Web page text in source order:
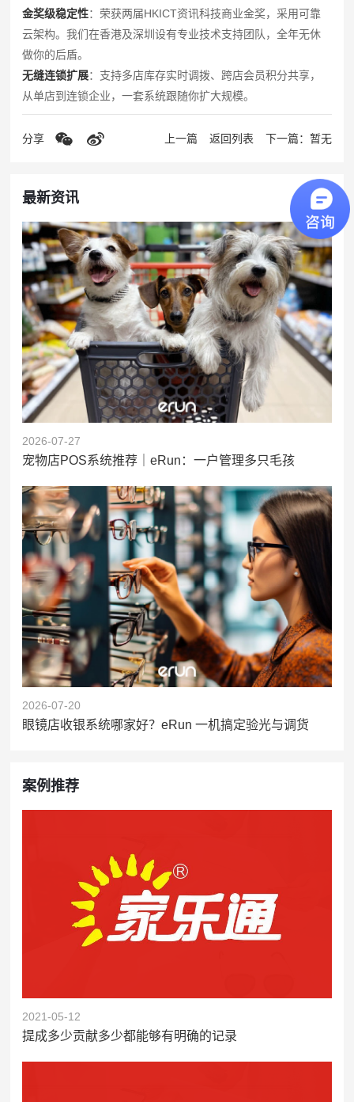
金奖级稳定性：荣获两届HKICT资讯科技商业金奖，采用可靠
云架构。我们在香港及深圳设有专业技术支持团队，全年无休
做你的后盾。
无缝连锁扩展：支持多店库存实时调拨、跨店会员积分共享，
从单店到连锁企业，一套系统跟随你扩大规模。
分享 上一篇 返回列表 下一篇：暂无
最新资讯
2026-07-27
宠物店POS系统推荐｜eRun：一户管理多只毛孩
2026-07-20
眼镜店收银系统哪家好？eRun 一机搞定验光与调货
案例推荐
2021-05-12
提成多少贡献多少都能够有明确的记录